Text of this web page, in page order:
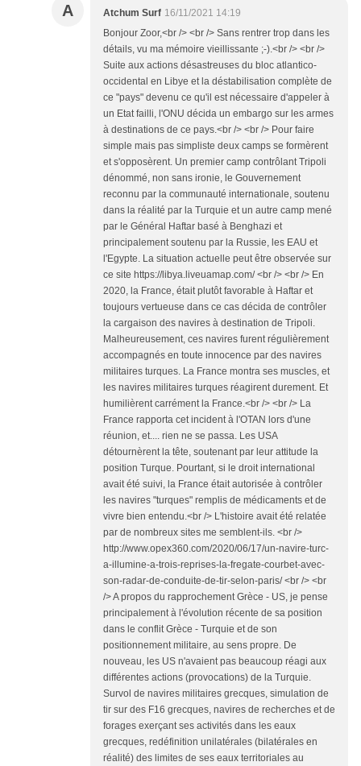
A Atchum Surf 16/11/2021 14:19
Bonjour Zoor,<br /> <br /> Sans rentrer trop dans les
détails, vu ma mémoire vieillissante ;-).<br /> <br />
Suite aux actions désastreuses du bloc atlantico-
occidental en Libye et la déstabilisation complète de
ce "pays" devenu ce qu'il est nécessaire d'appeler à
un Etat failli, l'ONU décida un embargo sur les armes
à destinations de ce pays.<br /> <br /> Pour faire
simple mais pas simpliste deux camps se formèrent
et s'opposèrent. Un premier camp contrôlant Tripoli
dénommé, non sans ironie, le Gouvernement
reconnu par la communauté internationale, soutenu
dans la réalité par la Turquie et un autre camp mené
par le Général Haftar basé à Benghazi et
principalement soutenu par la Russie, les EAU et
l'Egypte. La situation actuelle peut être observée sur
ce site https://libya.liveuamap.com/ <br /> <br /> En
2020, la France, était plutôt favorable à Haftar et
toujours vertueuse dans ce cas décida de contrôler
la cargaison des navires à destination de Tripoli.
Malheureusement, ces navires furent régulièrement
accompagnés en toute innocence par des navires
militaires turques. La France montra ses muscles, et
les navires militaires turques réagirent durement. Et
humilièrent carrément la France.<br /> <br /> La
France rapporta cet incident à l'OTAN lors d'une
réunion, et.... rien ne se passa. Les USA
détournèrent la tête, soutenant par leur attitude la
position Turque. Pourtant, si le droit international
avait été suivi, la France était autorisée à contrôler
les navires "turques" remplis de médicaments et de
vivre bien entendu.<br /> L'histoire avait été relatée
par de nombreux sites me semblent-ils. <br />
http://www.opex360.com/2020/06/17/un-navire-turc-
a-illumine-a-trois-reprises-la-fregate-courbet-avec-
son-radar-de-conduite-de-tir-selon-paris/ <br /> <br
/> A propos du rapprochement Grèce - US, je pense
principalement à l'évolution récente de sa position
dans le conflit Grèce - Turquie et de son
positionnement militaire, au sens propre. De
nouveau, les US n'avaient pas beaucoup réagi aux
différentes actions (provocations) de la Turquie.
Survol de navires militaires grecques, simulation de
tir sur des F16 grecques, navires de recherches et de
forages exerçant ses activités dans les eaux
grecques, redéfinition unilatérales (bilatérales en
réalité) des limites de ses eaux territoriales au